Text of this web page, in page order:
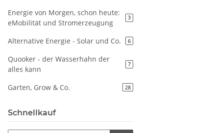
Energie von Morgen, schon heute:
eMobilität und Stromerzeugung
3
Alternative Energie - Solar und Co. 6
Quooker - der Wasserhahn der
alles kann
7
Garten, Grow & Co. 28
Schnellkauf